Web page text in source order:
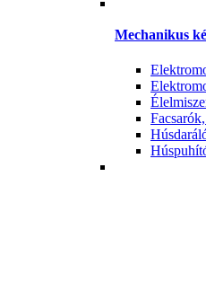
Mechanikus